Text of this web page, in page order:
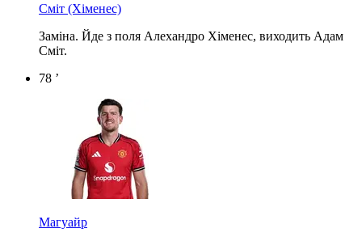
Сміт (Хіменес)
Заміна. Йде з поля Алехандро Хіменес, виходить Адам
Сміт.
78 ’
Магуайр